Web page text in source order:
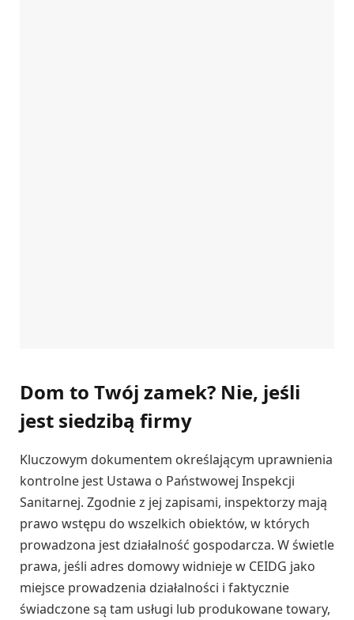
Dom to Twój zamek? Nie, jeśli
jest siedzibą firmy
Kluczowym dokumentem określającym uprawnienia
kontrolne jest Ustawa o Państwowej Inspekcji
Sanitarnej. Zgodnie z jej zapisami, inspektorzy mają
prawo wstępu do wszelkich obiektów, w których
prowadzona jest działalność gospodarcza. W świetle
prawa, jeśli adres domowy widnieje w CEIDG jako
miejsce prowadzenia działalności i faktycznie
świadczone są tam usługi lub produkowane towary,